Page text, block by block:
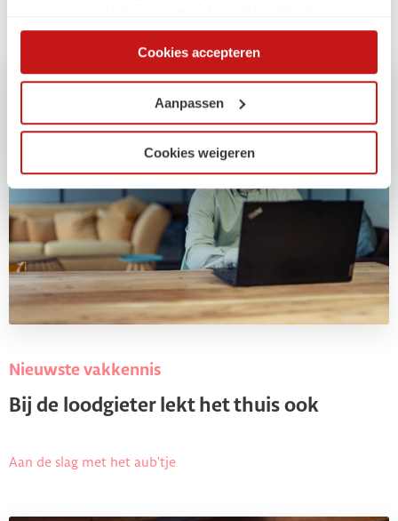
heeft verstrekt of die ze hebben verzameld op basis van
uw gebruik van hun services. Via de cookieverklaring op
onze website kunt u uw toestemming op elk moment
Cookies accepteren
Aanpassen
Cookies weigeren
Nieuwste vakkennis
Bij de loodgieter lekt het thuis ook
Aan de slag met het aub'tje